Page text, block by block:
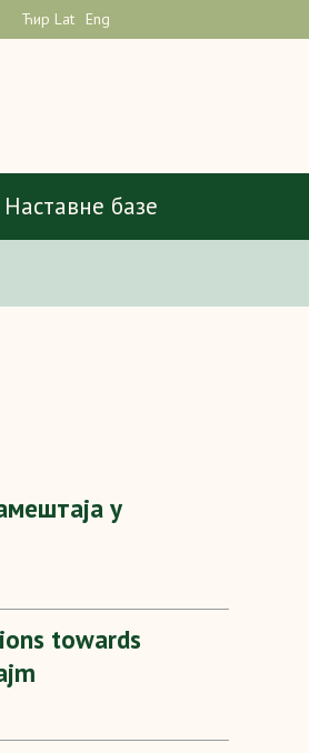
Ћир Lat Eng
Наставне базе
у
towards